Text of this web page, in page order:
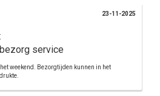
service
weekend. Bezorgtijden kunnen in het
23-11-2025